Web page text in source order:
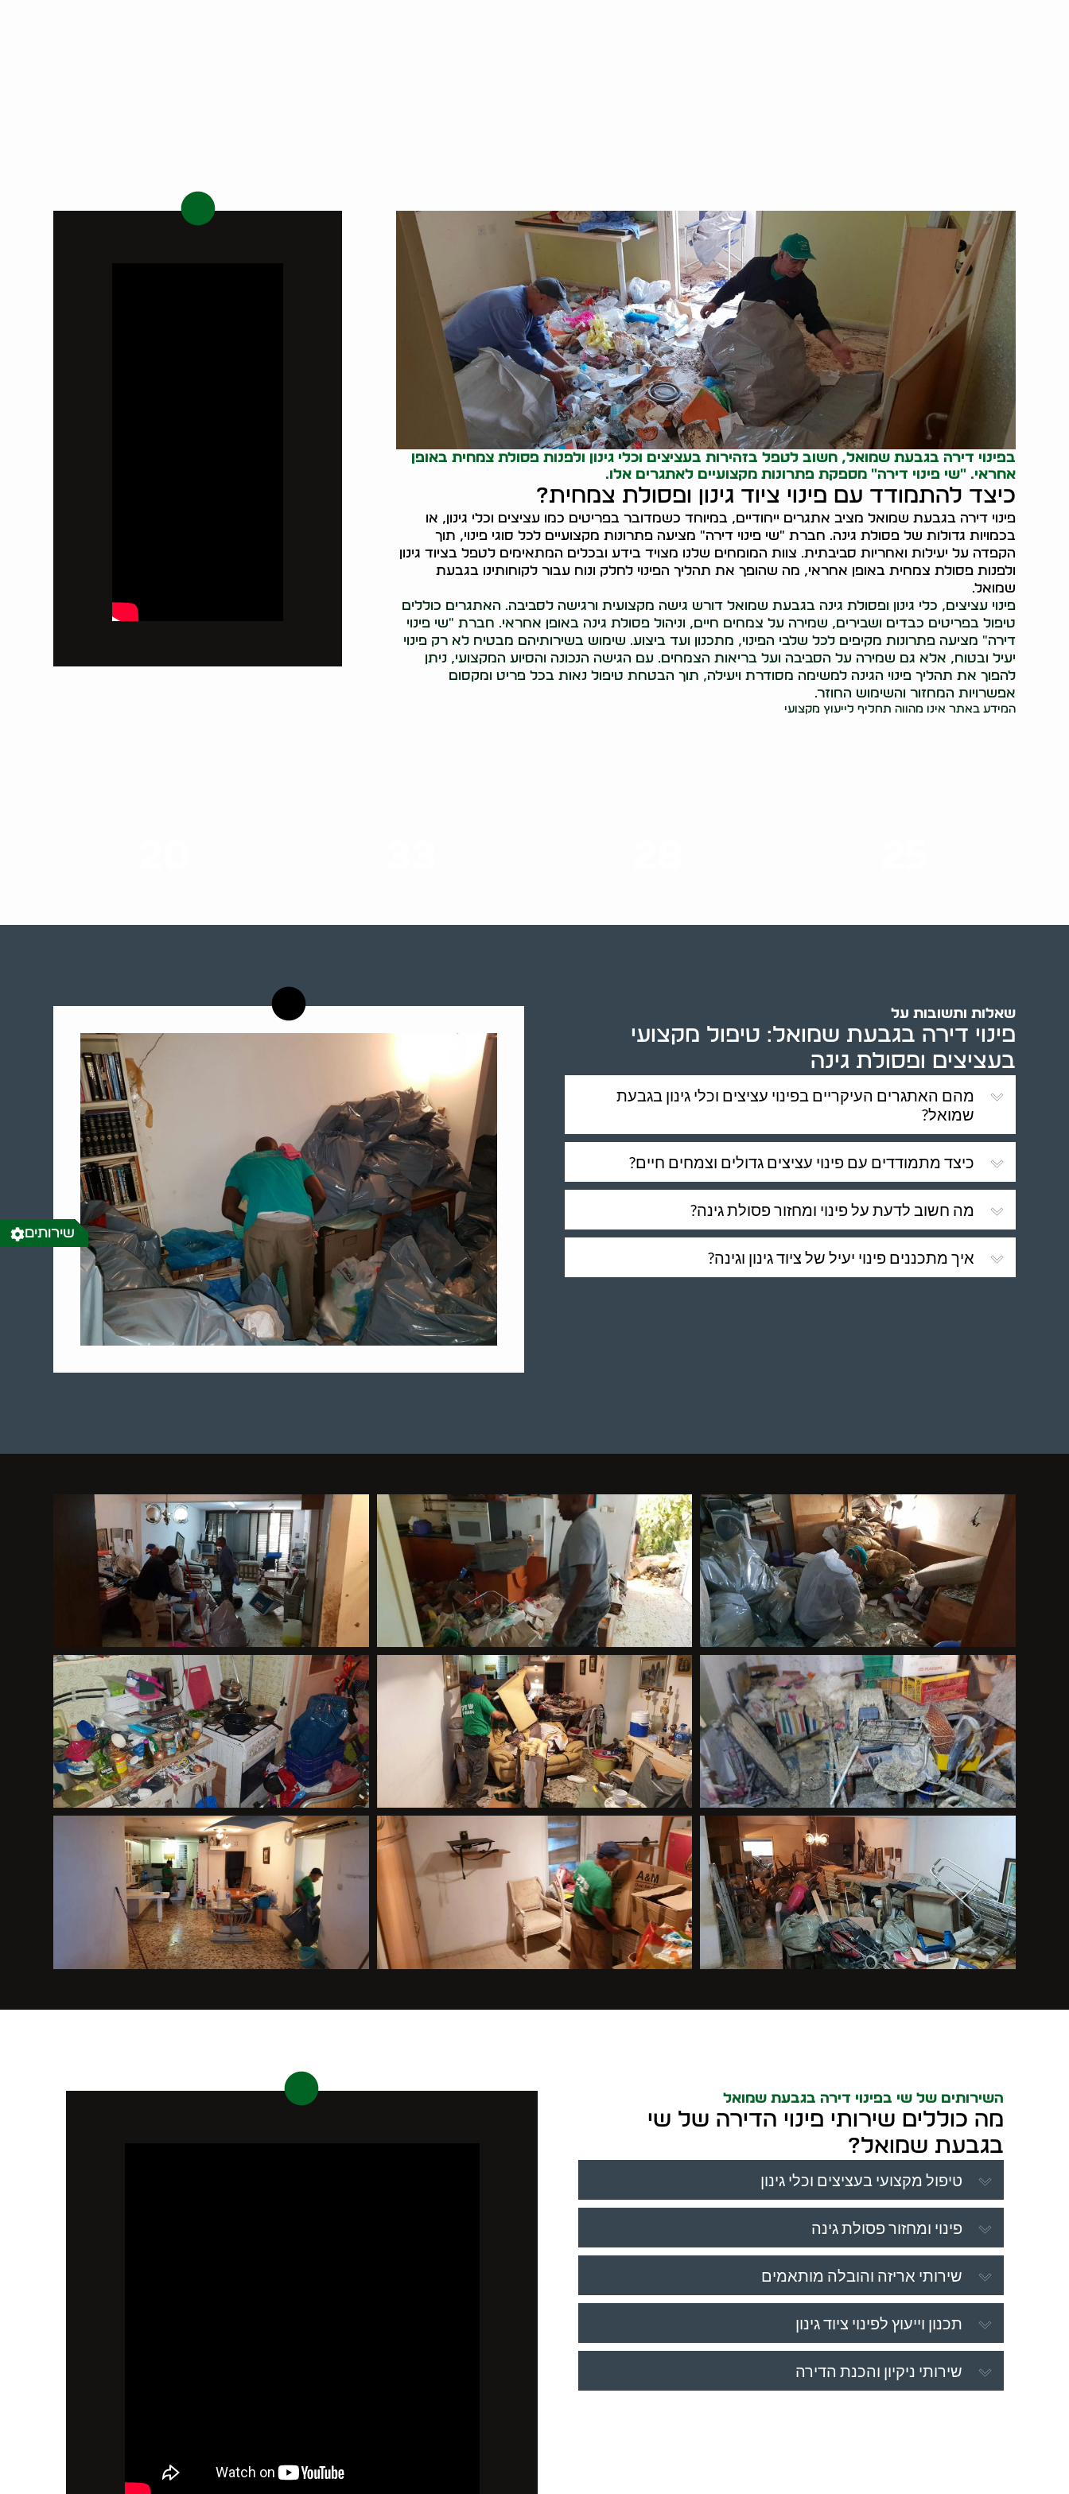
בפינוי דירה בגבעת שמואל, חשוב לטפל בזהירות בעציצים וכלי גינון ולפנות פסולת צמחית באופן
אחראי. "שי פינוי דירה" מספקת פתרונות מקצועיים לאתגרים אלו.
כיצד להתמודד עם פינוי ציוד גינון ופסולת צמחית?
פינוי דירה בגבעת שמואל מציב אתגרים ייחודיים, במיוחד כשמדובר בפריטים כמו עציצים וכלי גינון, או
בכמויות גדולות של פסולת גינה. חברת "שי פינוי דירה" מציעה פתרונות מקצועיים לכל סוגי פינוי, תוך
הקפדה על יעילות ואחריות סביבתית. צוות המומחים שלנו מצויד בידע ובכלים המתאימים לטפל בציוד גינון
ולפנות פסולת צמחית באופן אחראי, מה שהופך את תהליך הפינוי לחלק ונוח עבור לקוחותינו בגבעת
שמואל.
פינוי עציצים, כלי גינון ופסולת גינה בגבעת שמואל דורש גישה מקצועית ורגישה לסביבה. האתגרים כוללים
טיפול בפריטים כבדים ושבירים, שמירה על צמחים חיים, וניהול פסולת גינה באופן אחראי. חברת "שי פינוי
דירה" מציעה פתרונות מקיפים לכל שלבי הפינוי, מתכנון ועד ביצוע. שימוש בשירותיהם מבטיח לא רק פינוי
יעיל ובטוח, אלא גם שמירה על הסביבה ועל בריאות הצמחים. עם הגישה הנכונה והסיוע המקצועי, ניתן
להפוך את תהליך פינוי הגינה למשימה מסודרת ויעילה, תוך הבטחת טיפול נאות בכל פריט ומקסום
אפשרויות המחזור והשימוש החוזר.
המידע באתר אינו מהווה תחליף לייעוץ מקצועי
שאלות ותשובות על
פינוי דירה בגבעת שמואל: טיפול מקצועי
בעציצים ופסולת גינה
מהם האתגרים העיקריים בפינוי עציצים וכלי גינון בגבעת
שמואל?
כיצד מתמודדים עם פינוי עציצים גדולים וצמחים חיים?
מה חשוב לדעת על פינוי ומחזור פסולת גינה?
איך מתכננים פינוי יעיל של ציוד גינון וגינה?
השירותים של שי בפינוי דירה בגבעת שמואל
מה כוללים שירותי פינוי הדירה של שי
בגבעת שמואל?
טיפול מקצועי בעציצים וכלי גינון
פינוי ומחזור פסולת גינה
שירותי אריזה והובלה מותאמים
תכנון וייעוץ לפינוי ציוד גינון
שירותי ניקיון והכנת הדירה
שירותים